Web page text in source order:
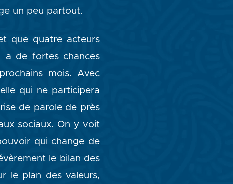
un peu partout.
que quatre acteurs
de fortes chances
mois. Avec
qui ne participera
de parole de près
sociaux. On y voit
qui change de
le bilan des
le plan des valeurs,